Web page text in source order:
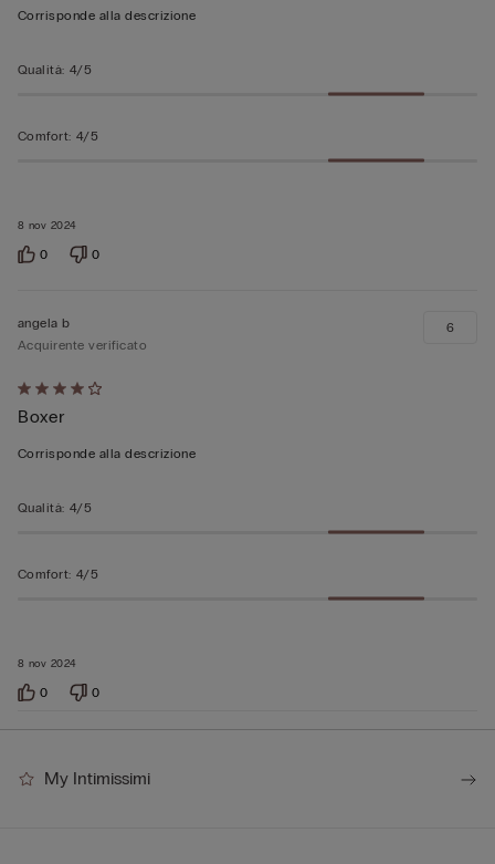
su
8 nov 2024
Corrisponde alla descrizione
Qualità: 4/5
Comfort: 4/5
0 0
Valutato
4
su
8 nov 2024
angela b
Acquirente verificato
Boxer
Corrisponde alla descrizione
6
Qualità: 4/5
Comfort: 4/5
0 0
My Intimissimi